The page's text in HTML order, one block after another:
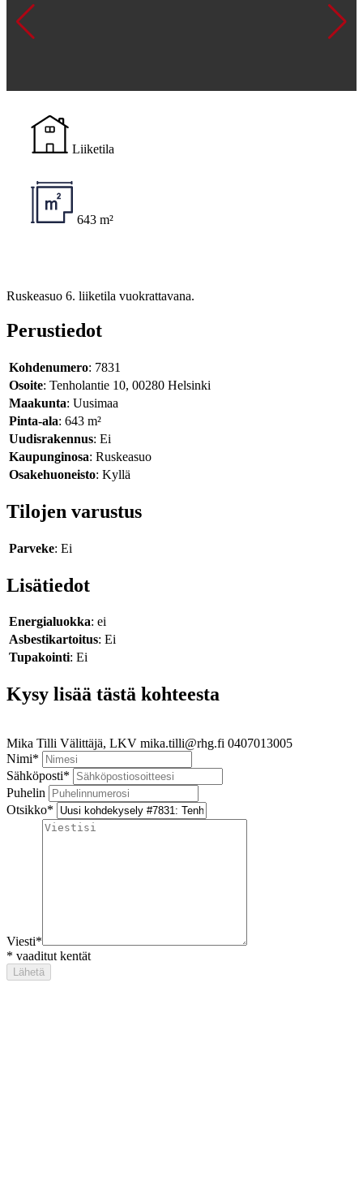
Liiketila
643 m²
Ruskeasuo 6. liiketila vuokrattavana.
Perustiedot
Kohdenumero: 7831
Osoite: Tenholantie 10, 00280 Helsinki
Maakunta: Uusimaa
Pinta-ala: 643 m²
Uudisrakennus: Ei
Kaupunginosa: Ruskeasuo
Osakehuoneisto: Kyllä
Tilojen varustus
Parveke: Ei
Lisätiedot
Energialuokka: ei
Asbestikartoitus: Ei
Tupakointi: Ei
Kysy lisää tästä kohteesta
Mika Tilli Välittäjä, LKV mika.tilli@rhg.fi 0407013005
Nimi*
Sähköposti*
Puhelin
Otsikko*
Viesti*
* vaaditut kentät